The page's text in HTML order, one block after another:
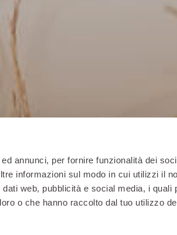
annunci, per fornire funzionalità dei
informazioni sul modo in cui utilizzi il
web, pubblicità e social media, i quali
o che hanno raccolto dal tuo utilizzo